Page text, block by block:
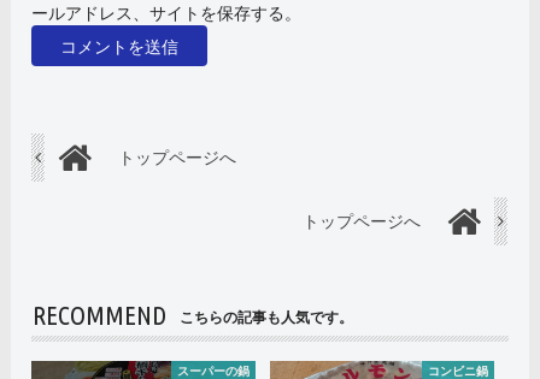
ールアドレス、サイトを保存する。
トップページへ
トップページへ
RECOMMEND こちらの記事も人気です。
スーパーの鍋 コンビニ鍋